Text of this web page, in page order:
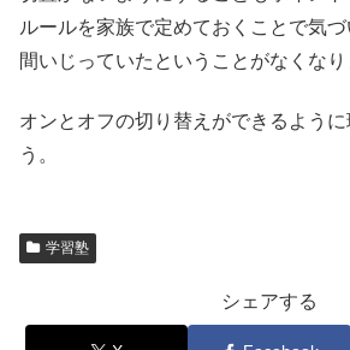
ルールを家族で定めておくことで気
間いじっていたということがなくなり
オンとオフの切り替えができるよう
う。
学習塾
シェアする